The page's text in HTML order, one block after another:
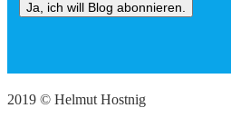
2019 © Helmut Hostnig